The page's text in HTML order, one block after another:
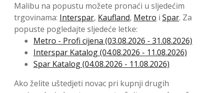
Malibu na popustu možete pronaći u sljedećim
trgovinama: Interspar, Kaufland, Metro i Spar. Za
popuste pogledajte sljedeće letke:
Metro - Profi cijena (03.08.2026 - 31.08.2026)
Interspar Katalog (04.08.2026 - 11.08.2026)
Spar Katalog (04.08.2026 - 11.08.2026)
Ako želite uštedjeti novac pri kupnji drugih